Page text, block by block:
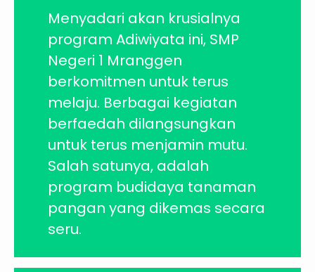
Menyadari akan krusialnya
program Adiwiyata ini, SMP
Negeri 1 Mranggen
berkomitmen untuk terus
melaju. Berbagai kegiatan
berfaedah dilangsungkan
untuk terus menjamin mutu.
Salah satunya, adalah
program budidaya tanaman
pangan yang dikemas secara
seru.